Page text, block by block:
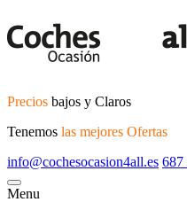
Precios bajos y Claros
Tenemos las mejores Ofertas
info@cochesocasion4all.es 687
Menu